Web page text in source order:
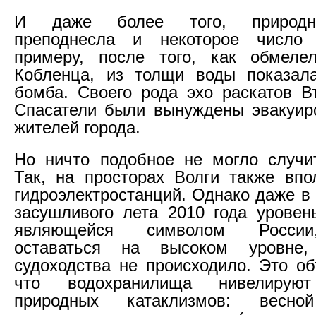
И даже более того,
преподнесла и некоторое
примеру, после того, как
Кобленца, из толщи воды
бомба. Своего рода эхо раскатов
Спасатели были вынуждены
жителей города.
Но ничто подобное не могло
Так, на просторах Волги также
гидроэлектростанций. Однако даже в
засушливого лета 2010 года
являющейся символом
оставаться на высоком
судоходства не происходило. Это
что водохранилища
природных катаклизмов: